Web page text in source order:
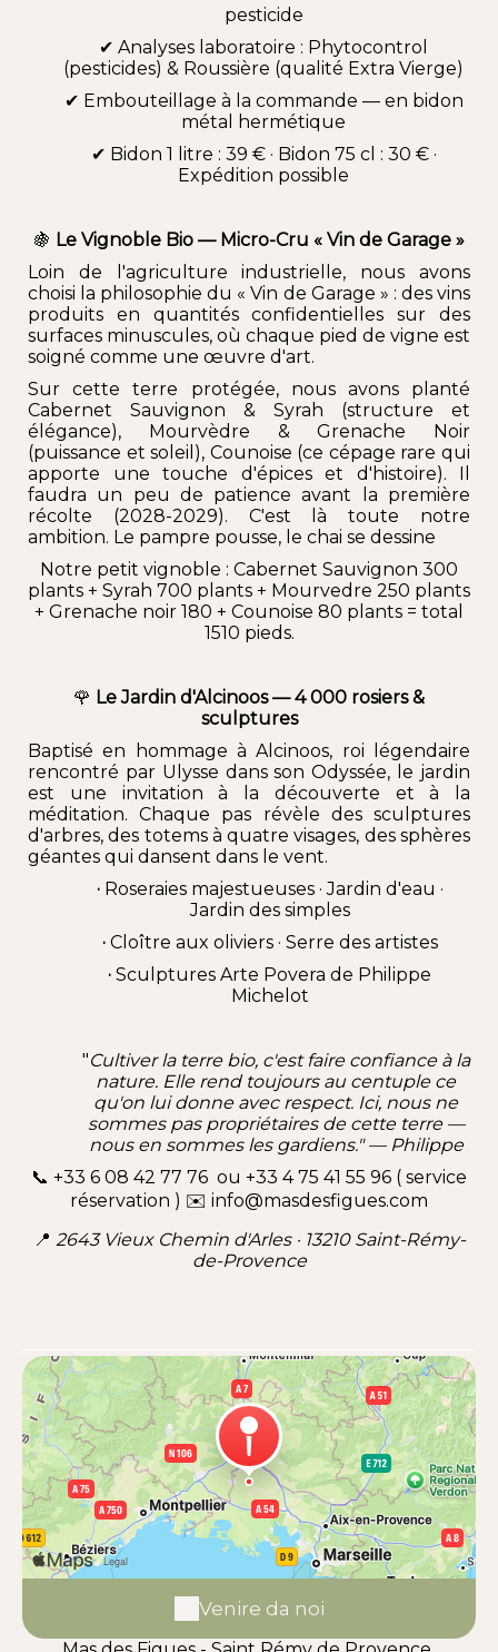
pesticide
✔ Analyses laboratoire : Phytocontrol
(pesticides) & Roussière (qualité Extra Vierge)
✔ Embouteillage à la commande — en bidon
métal hermétique
✔ Bidon 1 litre : 39 € · Bidon 75 cl : 30 € ·
Expédition possible
🍇 Le Vignoble Bio — Micro-Cru « Vin de Garage »
Loin de l'agriculture industrielle, nous avons
choisi la philosophie du « Vin de Garage » : des vins
produits en quantités confidentielles sur des
surfaces minuscules, où chaque pied de vigne est
soigné comme une œuvre d'art.
Sur cette terre protégée, nous avons planté
Cabernet Sauvignon & Syrah (structure et
élégance), Mourvèdre & Grenache Noir
(puissance et soleil), Counoise (ce cépage rare qui
apporte une touche d'épices et d'histoire). Il
faudra un peu de patience avant la première
récolte (2028-2029). C'est là toute notre
ambition. Le pampre pousse, le chai se dessine
Notre petit vignoble : Cabernet Sauvignon 300
plants + Syrah 700 plants + Mourvedre 250 plants
+ Grenache noir 180 + Counoise 80 plants = total
1510 pieds.
🌹 Le Jardin d'Alcinoos — 4 000 rosiers &
sculptures
Baptisé en hommage àAlcinoos, roi légendaire
rencontré par Ulysse dans son Odyssée, le jardin
est une invitation à la découverte et à la
méditation. Chaque pas révèle des sculptures
d'arbres, des totems à quatre visages, des sphères
géantes qui dansent dans le vent.
· Roseraies majestueuses · Jardin d'eau ·
Jardin des simples
· Cloître aux oliviers · Serre des artistes
·Sculptures Arte Povera de Philippe
Michelot
"Cultiver la terre bio, c'est faire confiance à la
nature. Elle rend toujours au centuple ce
qu'on lui donne avec respect. Ici, nous ne
sommes pas propriétaires de cette terre —
nous en sommes les gardiens." — Philippe
📞 +33 6 08 42 77 76 ou +33 4 75 41 55 96 ( service
réservation ) ✉️ info@masdesfigues.com
📍 2643 Vieux Chemin d'Arles · 13210 Saint-Rémy-
de-Provence
Venire da noi